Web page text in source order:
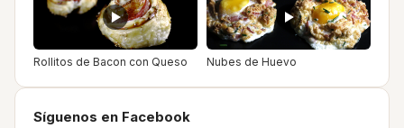
Rollitos de Bacon con Queso Nubes de Huevo
Síguenos en Facebook